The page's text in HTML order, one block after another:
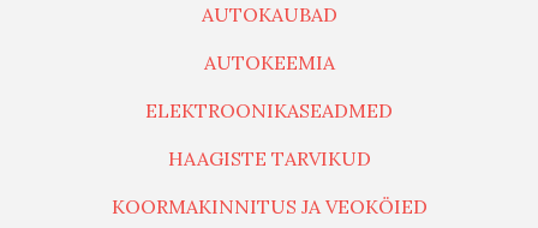
AUTOKAUBAD
AUTOKEEMIA
ELEKTROONIKASEADMED
HAAGISTE TARVIKUD
KOORMAKINNITUS JA VEOKÖIED